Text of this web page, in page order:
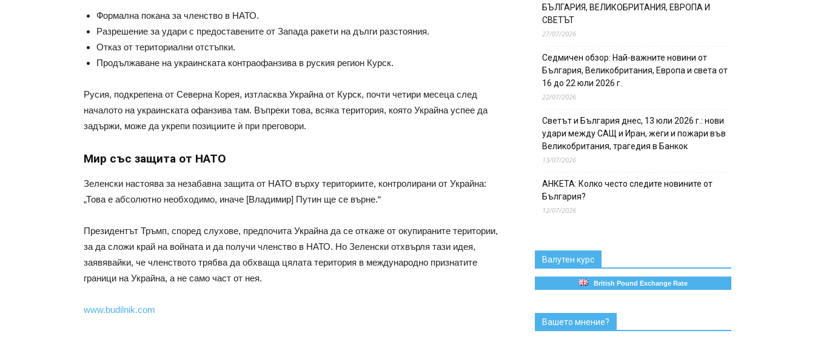
Формална покана за членство в НАТО.
Разрешение за удари с предоставените от Запада ракети на дълги разстояния.
Отказ от териториални отстъпки.
Продължаване на украинската контраофанзива в руския регион Курск.
Русия, подкрепена от Северна Корея, изтласква Украйна от Курск, почти четири месеца след
началото на украинската офанзива там. Въпреки това, всяка територия, която Украйна успее да
задържи, може да укрепи позициите ѝ при преговори.
Мир със защита от НАТО
Зеленски настоява за незабавна защита от НАТО върху териториите, контролирани от Украйна:
„Това е абсолютно необходимо, иначе [Владимир] Путин ще се върне.“
Президентът Тръмп, според слухове, предпочита Украйна да се откаже от окупираните територии,
за да сложи край на войната и да получи членство в НАТО. Но Зеленски отхвърля тази идея,
заявявайки, че членството трябва да обхваща цялата територия в международно признатите
граници на Украйна, а не само част от нея.
www.budilnik.com
БЪЛГАРИЯ, ВЕЛИКОБРИТАНИЯ, ЕВРОПА И
СВЕТЪТ
27/07/2026
Седмичен обзор: Най-важните новини от
България, Великобритания, Европа и света от
16 до 22 юли 2026 г.
22/07/2026
Светът и България днес, 13 юли 2026 г.: нови
удари между САЩ и Иран, жеги и пожари във
Великобритания, трагедия в Банкок
13/07/2026
АНКЕТА: Колко често следите новините от
България?
12/07/2026
Валутен курс
British Pound Exchange Rate
Вашето мнение?